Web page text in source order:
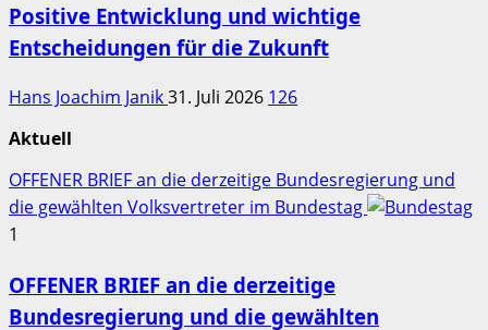
Positive Entwicklung und wichtige
Entscheidungen für die Zukunft
Hans Joachim Janik31. Juli 2026 126
Aktuell
OFFENER BRIEF an die derzeitige Bundesregierung und
die gewählten Volksvertreter im Bundestag
1
OFFENER BRIEF an die derzeitige
Bundesregierung und die gewählten